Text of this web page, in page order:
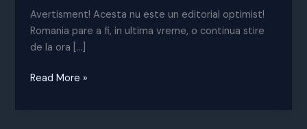
Avertisment! Acesta nu este un editorial optimist!
Romania pare a fi, in ultima vreme, o continua stire
de la ora […]
Romania
Read More »